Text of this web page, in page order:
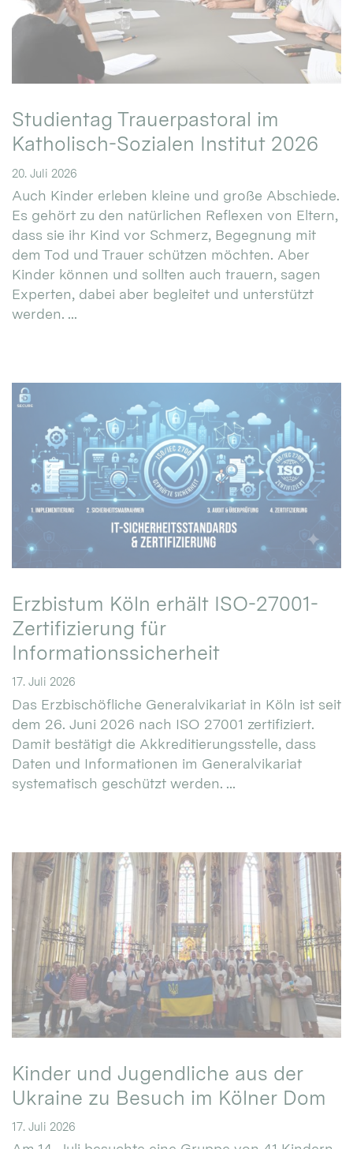
Studientag Trauerpastoral im
Katholisch-Sozialen Institut 2026
20. Juli 2026
Auch Kinder erleben kleine und große Abschiede.
Es gehört zu den natürlichen Reflexen von Eltern,
dass sie ihr Kind vor Schmerz, Begegnung mit
dem Tod und Trauer schützen möchten. Aber
Kinder können und sollten auch trauern, sagen
Experten, dabei aber begleitet und unterstützt
werden. ...
Erzbistum Köln erhält ISO-27001-
Zertifizierung für
Informationssicherheit
17. Juli 2026
Das Erzbischöfliche Generalvikariat in Köln ist seit
dem 26. Juni 2026 nach ISO 27001 zertifiziert.
Damit bestätigt die Akkreditierungsstelle, dass
Daten und Informationen im Generalvikariat
systematisch geschützt werden. ...
Kinder und Jugendliche aus der
Ukraine zu Besuch im Kölner Dom
17. Juli 2026